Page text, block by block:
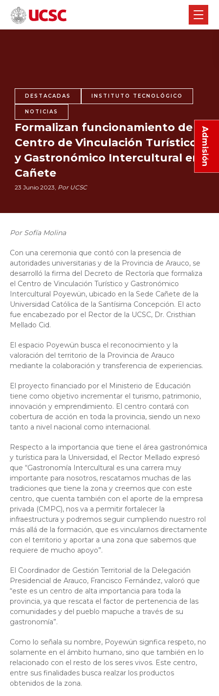
Admisión
DESTACADAS INSTITUTO TECNOLÓGICO
NOTICIAS
Formalizan funcionamiento de
Centro de Vinculación Turístico
y Gastronómico Intercultural en
Cañete
23 Junio 2023, Por UCSC
Por Sofía Molina
Con una ceremonia que contó con la presencia de
autoridades universitarias y de la Provincia de Arauco, se
desarrolló la firma del Decreto de Rectoría que formaliza
el Centro de Vinculación Turístico y Gastronómico
Intercultural Poyewün, ubicado en la Sede Cañete de la
Universidad Católica de la Santísima Concepción. El acto
fue encabezado por el Rector de la UCSC, Dr. Cristhian
Mellado Cid.
El espacio Poyewün busca el reconocimiento y la
valoración del territorio de la Provincia de Arauco
mediante la colaboración y transferencia de experiencias.
El proyecto financiado por el Ministerio de Educación
tiene como objetivo incrementar el turismo, patrimonio,
innovación y emprendimiento. El centro contará con
cobertura de acción en toda la provincia, siendo un nexo
tanto a nivel nacional como internacional.
Respecto a la importancia que tiene el área gastronómica
y turística para la Universidad, el Rector Mellado expresó
que “Gastronomía Intercultural es una carrera muy
importante para nosotros, rescatamos muchas de las
tradiciones que tiene la zona y creemos que con este
centro, que cuenta también con el aporte de la empresa
privada (CMPC), nos va a permitir fortalecer la
infraestructura y podremos seguir cumpliendo nuestro rol
más allá de la formación, que es vincularnos directamente
con el territorio y aportar a una zona que sabemos que
requiere de mucho apoyo”.
El Coordinador de Gestión Territorial de la Delegación
Presidencial de Arauco, Francisco Fernández, valoró que
“este es un centro de alta importancia para toda la
provincia, ya que rescata el factor de pertenencia de las
comunidades y del pueblo mapuche a través de su
gastronomía”.
Como lo señala su nombre, Poyewün signfica respeto, no
solamente en el ámbito humano, sino que también en lo
relacionado con el resto de los seres vivos. Este centro,
entre sus finalidades busca realzar los productos
obtenidos de la zona.